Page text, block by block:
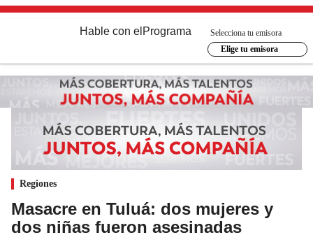
Hable con el Programa
Selecciona tu emisora
Elige tu emisora
Regiones
Masacre en Tuluá: dos mujeres y
dos niñas fueron asesinadas